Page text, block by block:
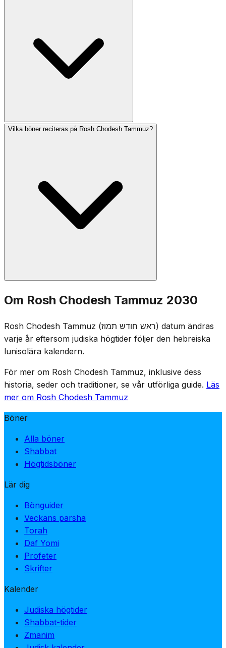
B'Av. Enligt traditionen inträffade synden med guldkalven
och Moses krossande av de första lagtavlorna under
denna månad.
Vilka böner reciteras på Rosh Chodesh Tammuz?
Vanliga Rosh Chodesh-böner reciteras: halv Hallel,
Ya'aleh V'Yavo, Toraläsningen och Musaf. Även om
Rosh Chodesh i sig är en glädjefull dag, är församlingen
medveten om att den högtidliga perioden med de tre
veckorna börjar senare under månaden den 17:e
Om Rosh Chodesh Tammuz 2030
Rosh Chodesh Tammuz (ראש חודש תמוז) datum ändras
varje år eftersom judiska högtider följer den hebreiska
lunisolära kalendern.
För mer om Rosh Chodesh Tammuz, inklusive dess
historia, seder och traditioner, se vår utförliga guide. Läs
mer om Rosh Chodesh Tammuz
Böner
Alla böner
Shabbat
Högtidsböner
Lär dig
Bönguider
Veckans parsha
Torah
Daf Yomi
Profeter
Skrifter
Kalender
Judiska högtider
Shabbat-tider
Zmanim